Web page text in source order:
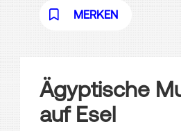
MERKEN
Ägyptische
auf Esel